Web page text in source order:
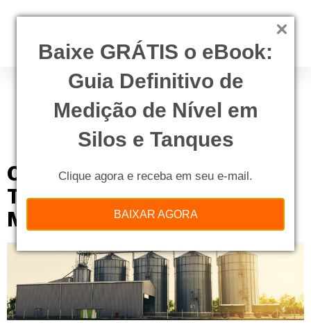
Baixe GRÁTIS o eBook:
Guia Definitivo de
Medição de Nível em
Silos e Tanques
Clique agora e receba em seu e-mail.
BAIXAR AGORA
Tag:tecnologia
nuclear na medição de
Os benefícios de utilizar a
Tecnologia Nuclear em sua
Medição de Nível